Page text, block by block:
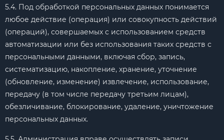
5.4. Под обработкой персональных данных понимается
любое действие (операция) или совокупность действий
(операций), совершаемых с использованием средств
автоматизации или без использования таких средств с
персональными данными, включая сбор, запись,
систематизацию, накопление, хранение, уточнение
(обновление, изменение) извлечение, использование,
передачу (в том числе передачу третьим лицам),
обезличивание, блокирование, удаление, уничтожение
персональных данных.